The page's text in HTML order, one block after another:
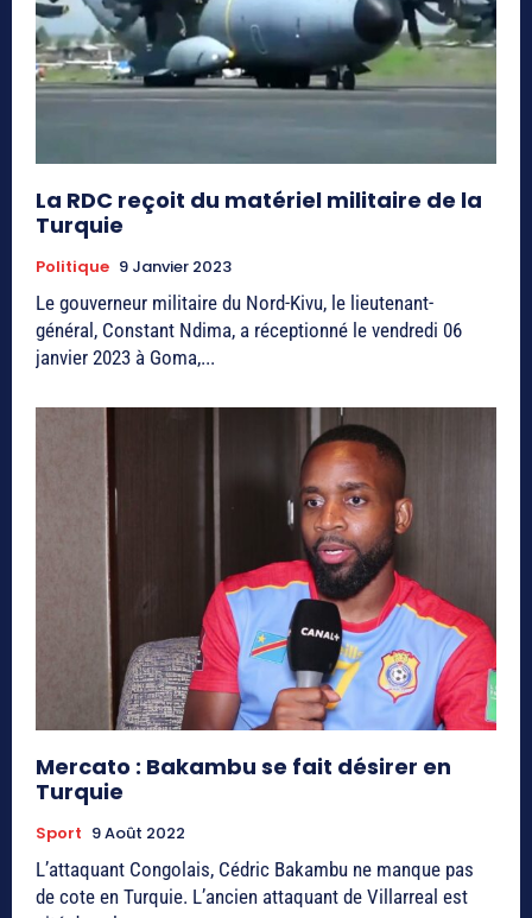
La RDC reçoit du matériel militaire de la
Turquie
Politique 9 Janvier 2023
Le gouverneur militaire du Nord-Kivu, le lieutenant-
général, Constant Ndima, a réceptionné le vendredi 06
janvier 2023 à Goma,...
Mercato : Bakambu se fait désirer en
Turquie
Sport 9 Août 2022
L’attaquant Congolais, Cédric Bakambu ne manque pas
de cote en Turquie. L’ancien attaquant de Villarreal est